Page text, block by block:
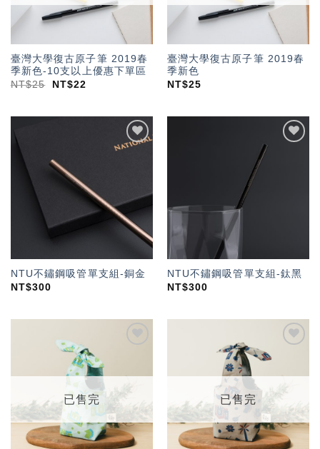
臺灣大學復古原子筆 2019春
季新色-10支以上優惠下單區
NT$25 NT$22
臺灣大學復古原子筆 2019春
季新色
NT$25
NTU不鏽鋼吸管單支組-銅金
NT$300
NTU不鏽鋼吸管單支組-鈦黑
NT$300
望輕
已售完
望輕
已售完